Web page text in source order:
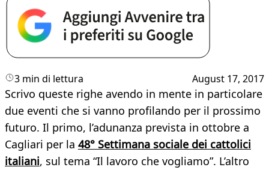
3 min di lettura August 17, 2017
Scrivo queste righe avendo in mente in particolare
due eventi che si vanno profilando per il prossimo
futuro. Il primo, l’adunanza prevista in ottobre a
Cagliari per la 48° Settimana sociale dei cattolici
italiani, sul tema “Il lavoro che vogliamo”. L’altro